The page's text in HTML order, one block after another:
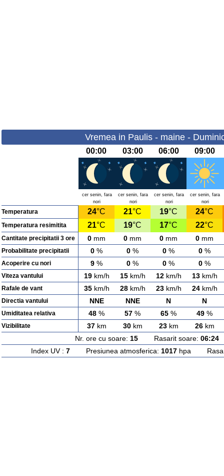
Vremea in Paulis - maine -
00:00 03:00 06:00 09:00
cer senin, fara
nori
cer senin, fara
nori
cer senin, fara
nori
cer senin, fara
nori
Temperatura 24°C 21°C 19°C 24°C
Temperatura resimitita 21°C 19°C 17°C 22°C
Cantitate precipitatii 3 ore 0 mm 0 mm 0 mm 0 mm
Probabilitate precipitatii 0 % 0 % 0 % 0 %
Acoperire cu nori 9 % 0 % 0 % 0 %
Viteza vantului 19km/h 15km/h 12km/h 13km/h
Rafale de vant 35km/h 28km/h 23km/h 24km/h
Directia vantului NNE NNE N N
Umiditatea relativa 48 % 57 % 65 % 49 %
Vizibilitate 37km 30km 23km 26km
Nr. ore cu soare: 15Rasarit soare: 06:24
Index UV : 7Presiunea atmosferica: 1017hpa